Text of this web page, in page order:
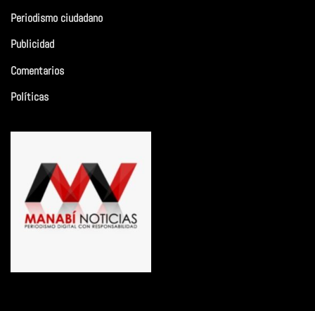
Periodismo ciudadano
Publicidad
Comentarios
Políticas